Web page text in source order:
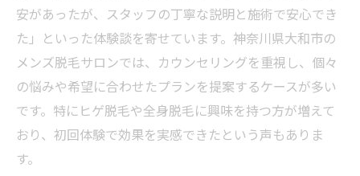
安があったが、スタッフの丁寧な説明と施術で安心でき
た」といった体験談を寄せています。神奈川県大和市の
メンズ脱毛サロンでは、カウンセリングを重視し、個々
の悩みや希望に合わせたプランを提案するケースが多い
です。特にヒゲ脱毛や全身脱毛に興味を持つ方が増えて
おり、初回体験で効果を実感できたという声もありま
す。